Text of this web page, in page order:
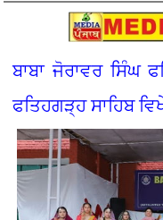
ਬਾਬਾ ਜੋਰਾਵਰ ਸਿੰਘ
ਫਤਿਹਗੜ੍ਹ ਸਾਹਿਬ